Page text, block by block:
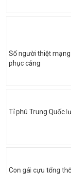
Số người thiệt
phục cảng
Tỉ phú Trung Quốc
Con gái cựu tổng